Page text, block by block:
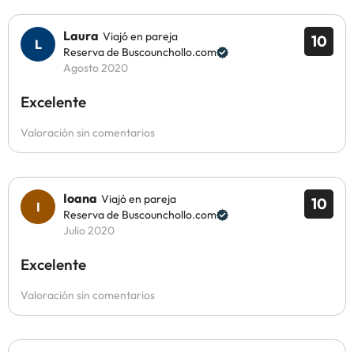
10
Laura Viajó en pareja
Reserva de Buscounchollo.com
Agosto 2020
Excelente
Valoración sin comentarios
10
Ioana Viajó en pareja
Reserva de Buscounchollo.com
Julio 2020
Excelente
Valoración sin comentarios